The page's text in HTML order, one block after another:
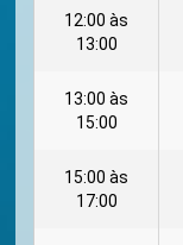
12:00 às
13:00
13:00 às
15:00
15:00 às
17:00